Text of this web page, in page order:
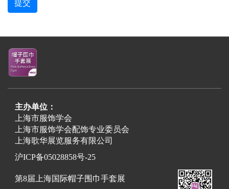
提交
主办单位：
上海市服饰学会
上海市服饰学会配饰专业委员会
上海歌华展览服务有限公司
沪ICP备05028858号-25
第8届上海国际帽子围巾手套展